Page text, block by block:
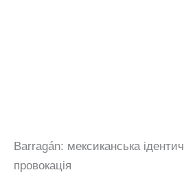
Barragán: мексиканська
провокація